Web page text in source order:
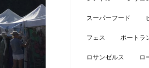
スーパーフード
フェス ポートラ
ロサンゼルス ロ